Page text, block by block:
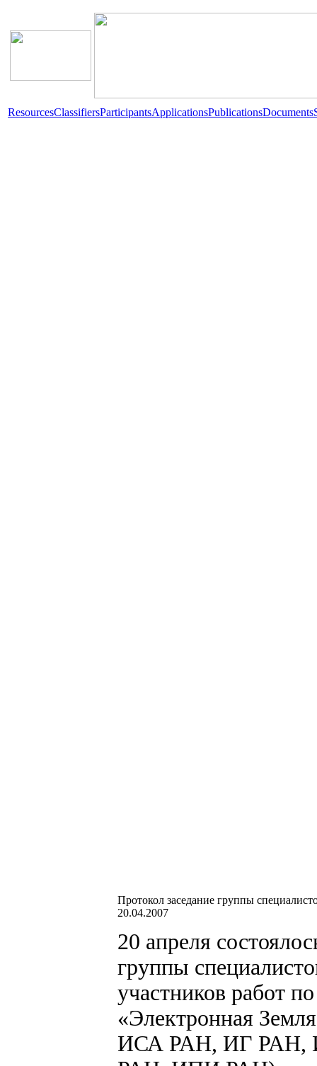
ResourcesClassifiersParticipantsApplicationsPublicationsDocuments
Протокол заседание группы
20.04.2007
20 апреля
группы
участников работ
«Электронная
ИСА РАН, ИГ РАН,